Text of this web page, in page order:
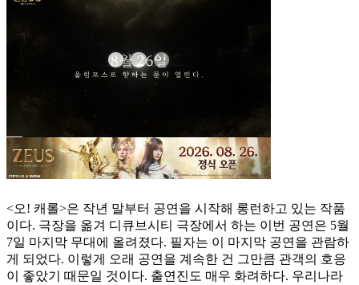
<오! 캐롤>은 작년 말부터 공연을 시작해 롱런하고 있는 작품
이다. 극장을 옮겨 디큐브시티 극장에서 하는 이번 공연은 5월
7일 마지막 무대에 올려졌다. 필자는 이 마지막 공연을 관람하
게 되었다. 이렇게 오래 공연을 계속한 건 그만큼 관객의 호응
이 좋았기 때문일 것이다. 출연진도 매우 화려하다. 우리나라